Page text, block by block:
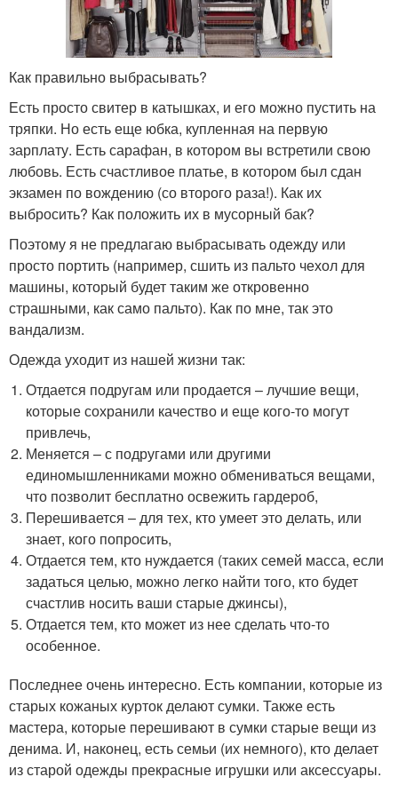
Как правильно выбрасывать?
Есть просто свитер в катышках, и его можно пустить на
тряпки. Но есть еще юбка, купленная на первую
зарплату. Есть сарафан, в котором вы встретили свою
любовь. Есть счастливое платье, в котором был сдан
экзамен по вождению (со второго раза!). Как их
выбросить? Как положить их в мусорный бак?
Поэтому я не предлагаю выбрасывать одежду или
просто портить (например, сшить из пальто чехол для
машины, который будет таким же откровенно
страшными, как само пальто). Как по мне, так это
вандализм.
Одежда уходит из нашей жизни так:
Отдается подругам или продается – лучшие вещи,
которые сохранили качество и еще кого-то могут
привлечь,
Меняется – с подругами или другими
единомышленниками можно обмениваться вещами,
что позволит бесплатно освежить гардероб,
Перешивается – для тех, кто умеет это делать, или
знает, кого попросить,
Отдается тем, кто нуждается (таких семей масса, если
задаться целью, можно легко найти того, кто будет
счастлив носить ваши старые джинсы),
Отдается тем, кто может из нее сделать что-то
особенное.
Последнее очень интересно. Есть компании, которые из
старых кожаных курток делают сумки. Также есть
мастера, которые перешивают в сумки старые вещи из
денима. И, наконец, есть семьи (их немного), кто делает
из старой одежды прекрасные игрушки или аксессуары.